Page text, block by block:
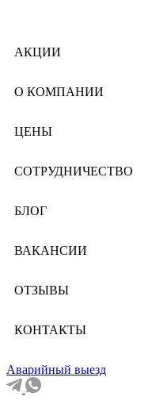
АКЦИИ
О КОМПАНИИ
ЦЕНЫ
СОТРУДНИЧЕСТВО
БЛОГ
ВАКАНСИИ
ОТЗЫВЫ
КОНТАКТЫ
Аварийный выезд